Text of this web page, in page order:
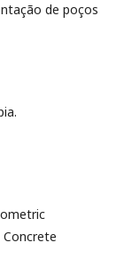
de poços